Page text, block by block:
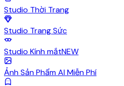
Studio Thời Trang
Studio Trang Sức
Studio Kính mắtNEW
Ảnh Sản Phẩm AI Miễn Phí